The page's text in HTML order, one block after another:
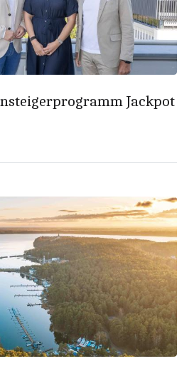
Jackpot